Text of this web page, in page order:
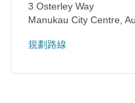
3 Osterley Way
Manukau City Centre
規劃路線